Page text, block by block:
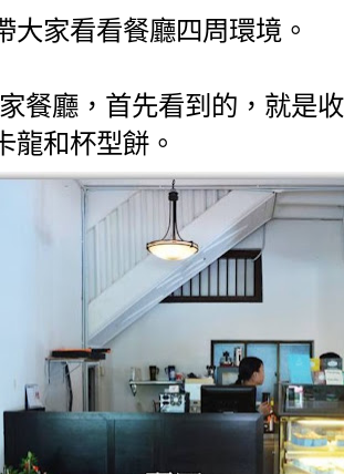
大家看看餐廳四周環境。
餐廳，首先看到的，就是
龍和杯型餅。